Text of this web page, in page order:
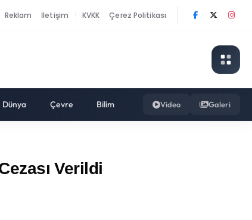
Reklam İletişim KVKK Çerez Politikası
Dünya Çevre Bilim Video Galeri
Verildi